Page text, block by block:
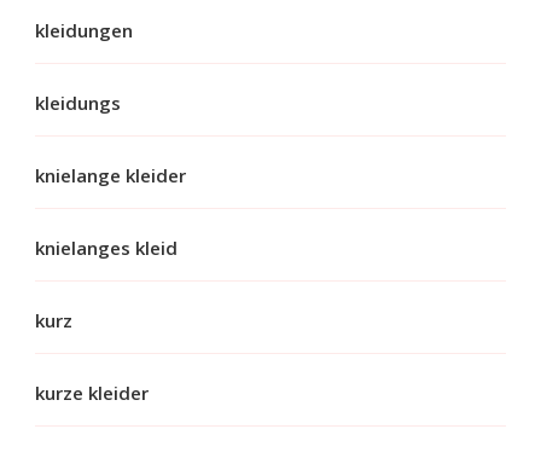
kleidungen
kleidungs
knielange kleider
knielanges kleid
kurz
kurze kleider